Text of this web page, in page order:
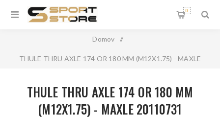
0
Domov /
THULE THRU AXLE 174 OR 180 MM (M12X1.75) - MAXLE
THULE THRU AXLE 174 OR 180 MM
(M12X1.75) - MAXLE 20110731